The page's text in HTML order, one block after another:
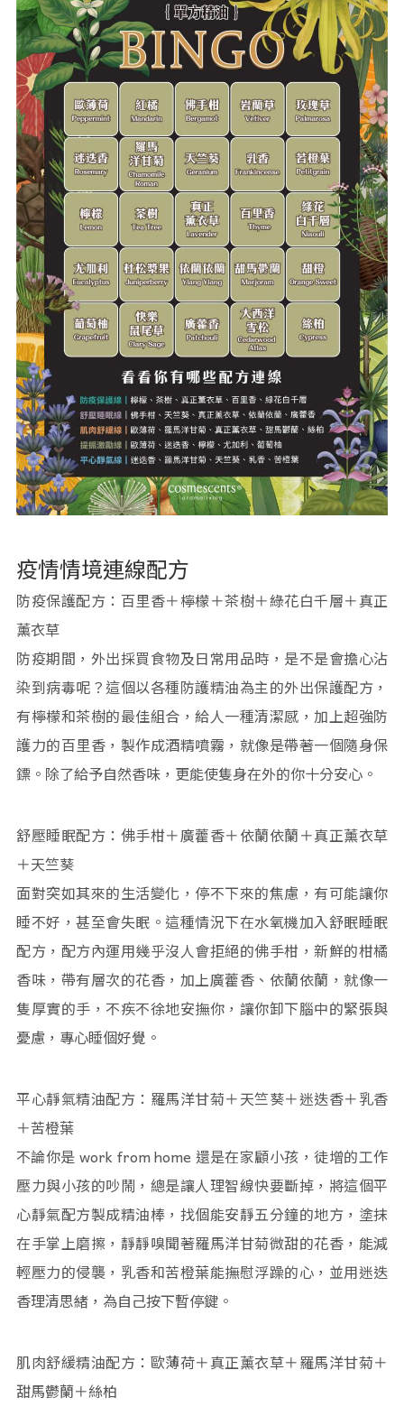
疫情情境連線配方
防疫保護配方：百里香＋檸檬＋茶樹＋綠花白千層＋真正
薰衣草
防疫期間，外出採買食物及日常用品時，是不是會擔心沾
染到病毒呢？這個以各種防護精油為主的外出保護配方，
有檸檬和茶樹的最佳組合，給人一種清潔感，加上超強防
護力的百里香，製作成酒精噴霧，就像是帶著一個隨身保
鏢。除了給予自然香味，更能使隻身在外的你十分安心。
舒壓睡眠配方：佛手柑＋廣藿香＋依蘭依蘭＋真正薰衣草
＋天竺葵
面對突如其來的生活變化，停不下來的焦慮，有可能讓你
睡不好，甚至會失眠。這種情況下在水氧機加入舒眠睡眠
配方，配方內運用幾乎沒人會拒絕的佛手柑，新鮮的柑橘
香味，帶有層次的花香，加上廣藿香、依蘭依蘭，就像一
隻厚實的手，不疾不徐地安撫你，讓你卸下腦中的緊張與
憂慮，專心睡個好覺。
平心靜氣精油配方：羅馬洋甘菊＋天竺葵＋迷迭香＋乳香
＋苦橙葉
不論你是 work from home 還是在家顧小孩，徒增的工作
壓力與小孩的吵鬧，總是讓人理智線快要斷掉，將這個平
心靜氣配方製成精油棒，找個能安靜五分鐘的地方，塗抹
在手掌上磨擦，靜靜嗅聞著羅馬洋甘菊微甜的花香，能減
輕壓力的侵襲，乳香和苦橙葉能撫慰浮躁的心，並用迷迭
香理清思緒，為自己按下暫停鍵。
肌肉舒緩精油配方：歐薄荷＋真正薰衣草＋羅馬洋甘菊＋
甜馬鬱蘭＋絲柏